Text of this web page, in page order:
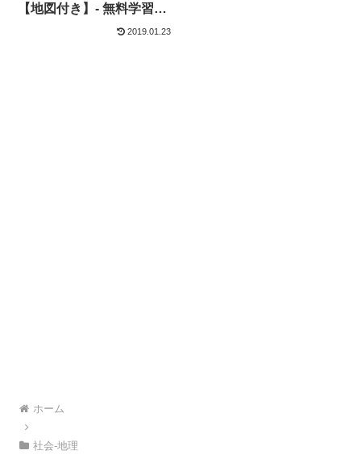
【地図付き】- 無料学習プ
2019.01.23
ホーム
社会-地理